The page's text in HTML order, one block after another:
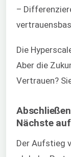
–
Die
Aber die
Vertrauen?
Nächste
Der Aufstieg